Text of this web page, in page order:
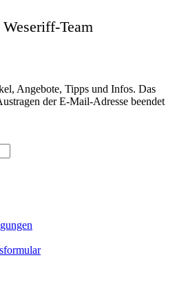
Team
Angebote, Tipps und Infos. Das
der E-Mail-Adresse beendet